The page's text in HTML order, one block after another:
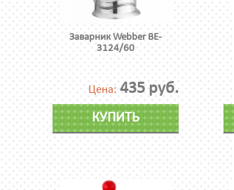
Заварник Webber BE-
3124/60
Цена: 435 руб.
КУПИТЬ